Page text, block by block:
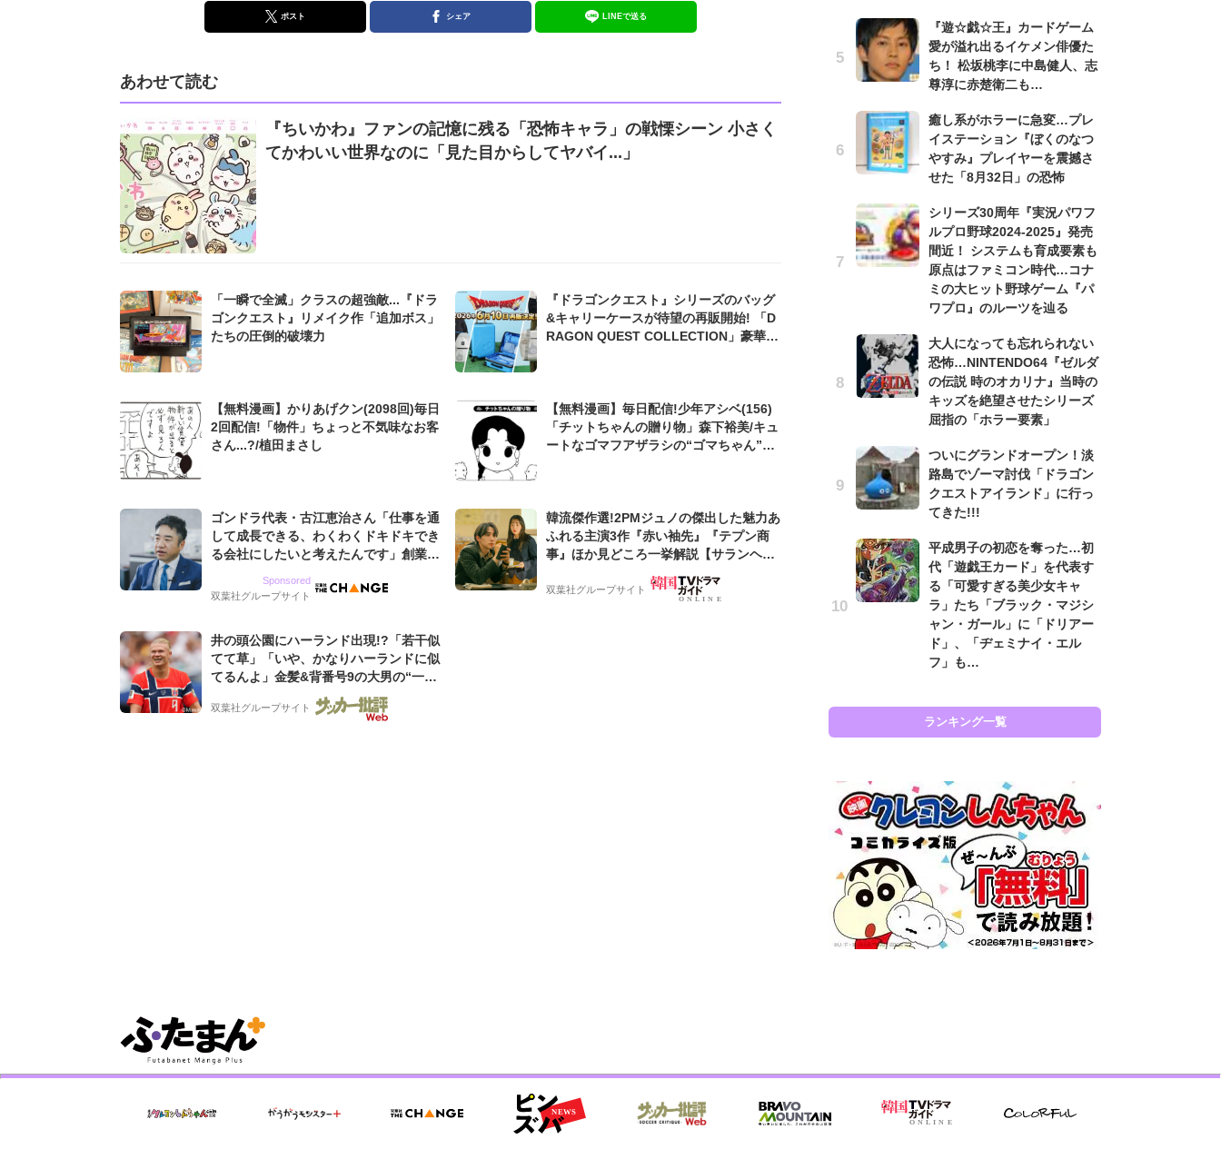
ポスト シェア LINEで送る
あわせて読む
『ちいかわ』ファンの記憶に残る「恐怖キャラ」の戦慄シーン 小さく
てかわいい世界なのに「見た目からしてヤバイ...」
「一瞬で全滅」クラスの超強敵...『ドラ
ゴンクエスト』リメイク作「追加ボス」
たちの圧倒的破壊力
『ドラゴンクエスト』シリーズのバッグ
&キャリーケースが待望の再販開始! 「D
RAGON QUEST COLLECTION」豪華ア
【無料漫画】かりあげクン(2098回)毎日
2回配信!「物件」ちょっと不気味なお客
さん...?/植田まさし
【無料漫画】毎日配信!少年アシベ(156)
「チットちゃんの贈り物」森下裕美/キュ
ートなゴマフアザラシの“ゴマちゃん”を
ゴンドラ代表・古江恵治さん「仕事を通
して成長できる、わくわくドキドキでき
る会社にしたいと考えたんです」創業来
グ会社のアイデンティティ
Sponsored
双葉社グループサイト
韓流傑作選!2PMジュノの傑出した魅力あ
ふれる主演3作『赤い袖先』『テプン商
事』ほか見どころ一挙解説【サランヘジ
双葉社グループサイト
井の頭公園にハーランド出現!?「若干似
てて草」「いや、かなりハーランドに似
てるんよ」金髪&背番号9の大男の“一人
バイキング・ロー”映像が話題!「元気を
もらった」
双葉社グループサイト
『遊☆戯☆王』カードゲーム
愛が溢れ出るイケメン俳優た
ち！ 松坂桃李に中島健人、志
尊淳に赤楚衛二も…
癒し系がホラーに急変…プレ
イステーション『ぼくのなつ
やすみ』プレイヤーを震撼さ
せた「8月32日」の恐怖
シリーズ30周年『実況パワフ
ルプロ野球2024-2025』発売
間近！ システムも育成要素も
原点はファミコン時代…コナ
ミの大ヒット野球ゲーム『パ
ワプロ』のルーツを辿る
大人になっても忘れられない
恐怖…NINTENDO64『ゼルダ
の伝説 時のオカリナ』当時の
キッズを絶望させたシリーズ
屈指の「ホラー要素」
ついにグランドオープン！淡
路島でゾーマ討伐「ドラゴン
クエストアイランド」に行っ
てきた!!!
平成男子の初恋を奪った…初
代「遊戯王カード」を代表す
る「可愛すぎる美少女キャ
ラ」たち「ブラック・マジシ
ャン・ガール」に「ドリアー
ド」、「ヂェミナイ・エル
フ」も…
ランキング一覧